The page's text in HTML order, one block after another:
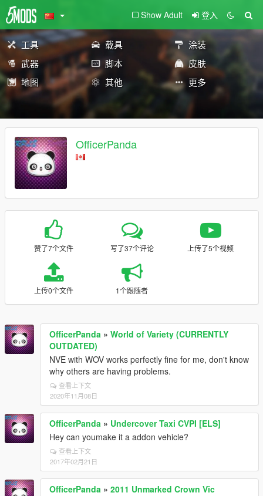
Show Adult 登入
工具 载具
涂装
武器
脚本
皮肤
地图
其他 更多
OfficerPanda
赞了7个文件 写了37个评论 上传了5个视频
上传0个文件 1个跟随者
OfficerPanda » World of Variety (CURRENTLY
OUTDATED)
NVE with WOV works perfectly fine for me, don't know
why others are having problems.
查看上下文
2020年11月08日
OfficerPanda » Undercover Taxi CVPI [ELS]
Hey can youmake it a addon vehicle?
查看上下文
2017年02月21日
OfficerPanda » 2011 Unmarked Crown Vic